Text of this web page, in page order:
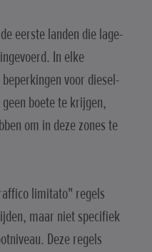
eerste landen die lage-
In elke
voor diesel-
boete te krijgen,
om in deze zones te
limitato" regels
maar niet specifiek
Deze regels